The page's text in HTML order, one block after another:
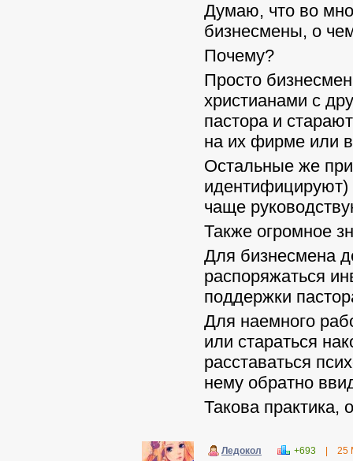
Думаю, что во
бизнесмены, о
Почему?
Просто
христианами с
пастора и
на их фирме или
Остальные же
идентифицируют)
чаще
Также огромное
Для бизнесмена
распоряжаться
поддержки
Для наемного
или стараться
расставаться
нему обратно
Такова практика,
Ледокол +693 25